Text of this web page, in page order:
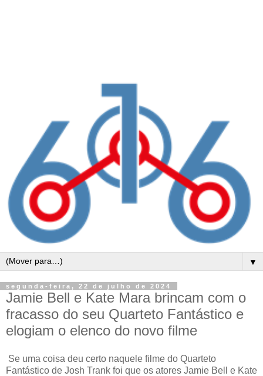
▼
segunda-feira, 22 de julho de 2024
Jamie Bell e Kate Mara brincam com o
fracasso do seu Quarteto Fantástico e
elogiam o elenco do novo filme
Se uma coisa deu certo naquele filme do Quarteto
Fantástico de Josh Trank foi que os atores Jamie Bell e Kate